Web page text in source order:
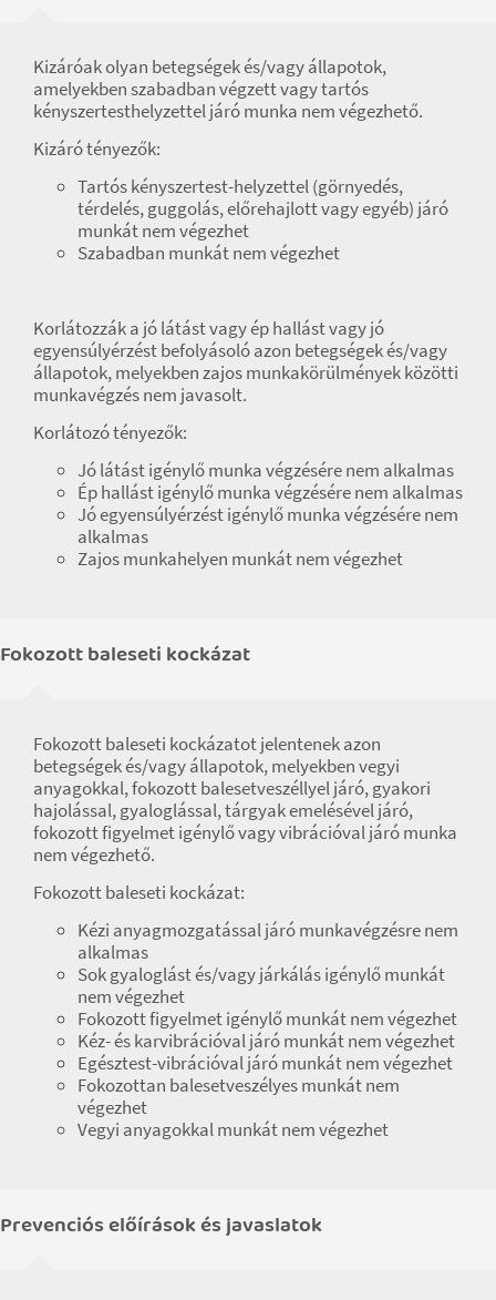
Kizáróak olyan betegségek és/vagy állapotok,
amelyekben szabadban végzett vagy tartós
kényszertesthelyzettel járó munka nem végezhető.
Kizáró tényezők:
Tartós kényszertest-helyzettel (görnyedés,
térdelés, guggolás, előrehajlott vagy egyéb) járó
munkát nem végezhet
Szabadban munkát nem végezhet
Korlátozzák a jó látást vagy ép hallást vagy jó
egyensúlyérzést befolyásoló azon betegségek és/vagy
állapotok, melyekben zajos munkakörülmények közötti
munkavégzés nem javasolt.
Korlátozó tényezők:
Jó látást igénylő munka végzésére nem alkalmas
Ép hallást igénylő munka végzésére nem alkalmas
Jó egyensúlyérzést igénylő munka végzésére nem
alkalmas
Zajos munkahelyen munkát nem végezhet
Fokozott baleseti kockázat
Fokozott baleseti kockázatot jelentenek azon
betegségek és/vagy állapotok, melyekben vegyi
anyagokkal, fokozott balesetveszéllyel járó, gyakori
hajolással, gyaloglással, tárgyak emelésével járó,
fokozott figyelmet igénylő vagy vibrációval járó munka
nem végezhető.
Fokozott baleseti kockázat:
Kézi anyagmozgatással járó munkavégzésre nem
alkalmas
Sok gyaloglást és/vagy járkálás igénylő munkát
nem végezhet
Fokozott figyelmet igénylő munkát nem végezhet
Kéz- és karvibrációval járó munkát nem végezhet
Egésztest-vibrációval járó munkát nem végezhet
Fokozottan balesetveszélyes munkát nem
végezhet
Vegyi anyagokkal munkát nem végezhet
Prevenciós előírások és javaslatok